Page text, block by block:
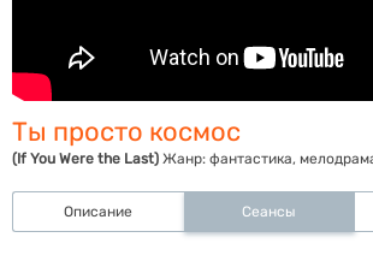
Ты просто космос
(If You Were the Last) Жанр: фантастика,
Описание Сеансы